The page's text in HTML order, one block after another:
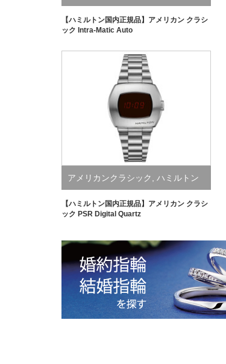
【ハミルトン国内正規品】アメリカン クラシ
ック Intra-Matic Auto
アメリカンクラシック ハミルトン
【ハミルトン国内正規品】アメリカン クラシ
ック PSR Digital Quartz